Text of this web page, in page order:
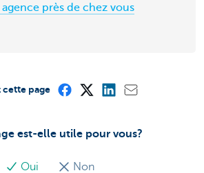
près de chez vous
est-elle utile pour vous?
Oui Non
cette page